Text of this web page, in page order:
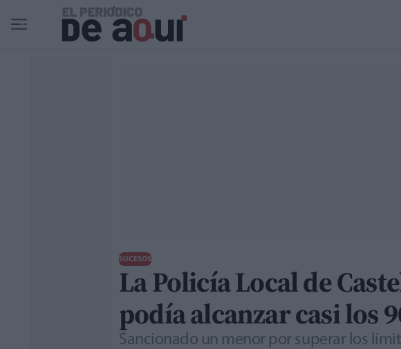
Ir al contenido principal
SUCESOS
La Policía Local de
podía alcanzar casi los
Sancionado un menor por superar los